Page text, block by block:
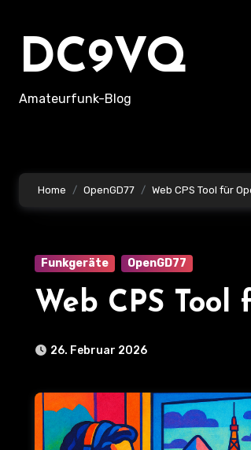
contentDC9VQ
Amateurfunk-Blog
Home OpenGD77 Web CPS Tool für
Funkgeräte OpenGD77
Web CPS Tool
26. Februar 2026